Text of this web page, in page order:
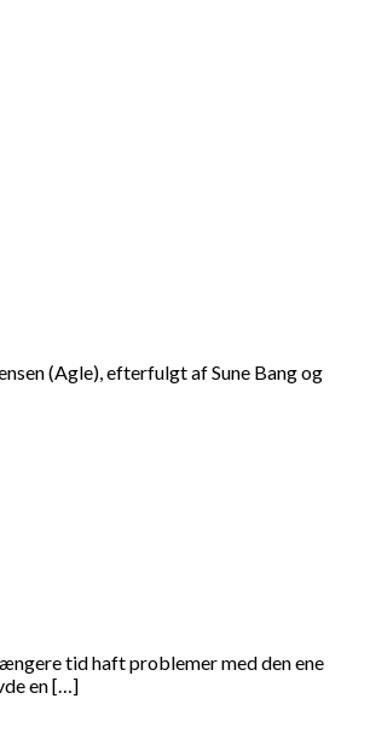
(Agle), efterfulgt af Sune Bang og
tid haft problemer med den ene
en […]